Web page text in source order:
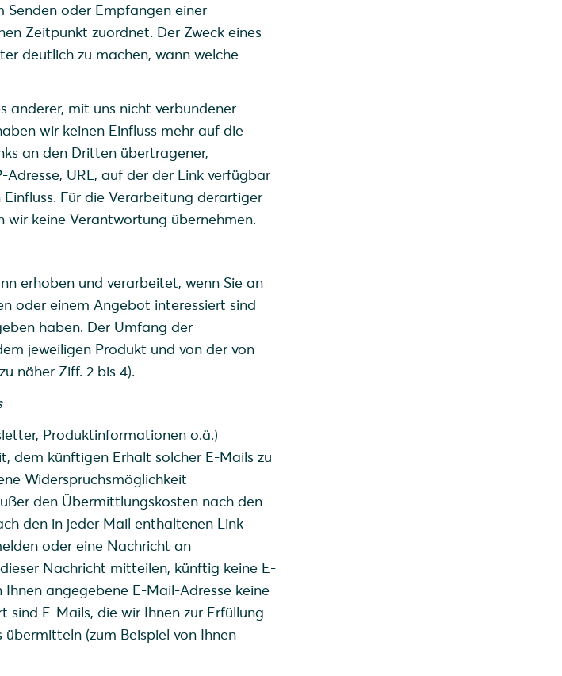
Senden oder Empfangen einer
Zeitpunkt zuordnet. Der Zweck eines
deutlich zu machen, wann welche
anderer, mit uns nicht verbundener
wir keinen Einfluss mehr auf die
an den Dritten übertragener,
URL, auf der der Link verfügbar
Für die Verarbeitung derartiger
keine Verantwortung übernehmen.
erhoben und verarbeitet, wenn Sie an
oder einem Angebot interessiert sind
haben. Der Umfang der
jeweiligen Produkt und von der von
näher Ziff. 2 bis 4).
Produktinformationen o.ä.)
dem künftigen Erhalt solcher E-Mails zu
Widerspruchsmöglichkeit
den Übermittlungskosten nach den
den in jeder Mail enthaltenen Link
oder eine Nachricht an
Nachricht mitteilen, künftig keine E-
angegebene E-Mail-Adresse keine
sind E-Mails, die wir Ihnen zur Erfüllung
(zum Beispiel von Ihnen